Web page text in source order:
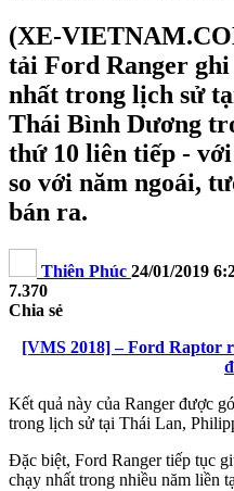
(XE-
tải Ford Ranger ghi
nhất trong lịch sử
Thái Bình Dương
thứ 10 liên tiếp -
so với năm ngoái,
bán ra.
Thiên Phúc 24/01/2019
7.370
Chia sẻ
[VMS 2018] – Ford Raptor
Kết quả này của Ranger được
trong lịch sử tại Thái Lan,
Đặc biệt, Ford Ranger tiếp tục
chạy nhất trong nhiều năm liền